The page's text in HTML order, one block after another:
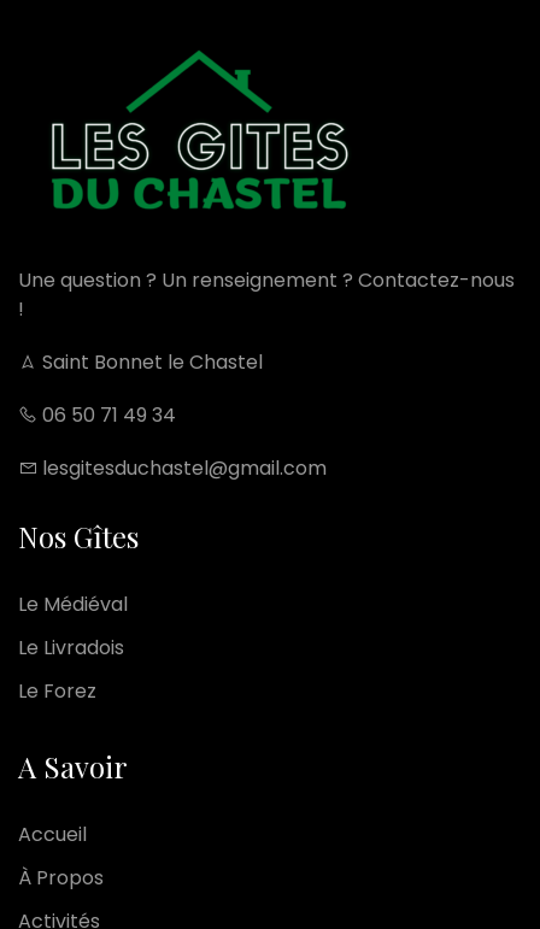
Une question ? Un renseignement ? Contactez-nous
!
Saint Bonnet le Chastel
06 50 71 49 34
lesgitesduchastel@gmail.com
Nos Gîtes
Le Médiéval
Le Livradois
Le Forez
A Savoir
Accueil
À Propos
Activités